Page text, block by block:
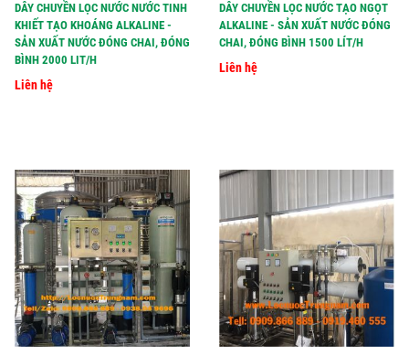
DÂY CHUYỀN LỌC NƯỚC NƯỚC TINH
KHIẾT TẠO KHOÁNG ALKALINE -
SẢN XUẤT NƯỚC ĐÓNG CHAI, ĐÓNG
BÌNH 2000 LIT/H
Liên hệ
DÂY CHUYỀN LỌC NƯỚC TẠO NGỌT
ALKALINE - SẢN XUẤT NƯỚC ĐÓNG
CHAI, ĐÓNG BÌNH 1500 LÍT/H
Liên hệ